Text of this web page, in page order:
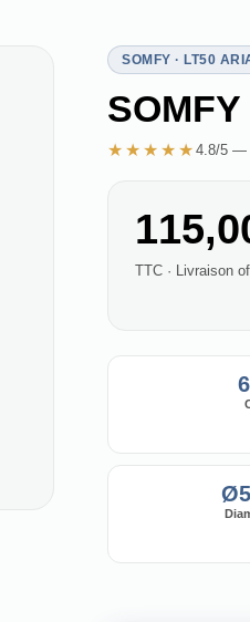
SOMFY · LT50
★★★★★ 4.8/5 —
TTC · Livraison